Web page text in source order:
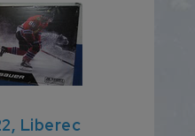
Liberec